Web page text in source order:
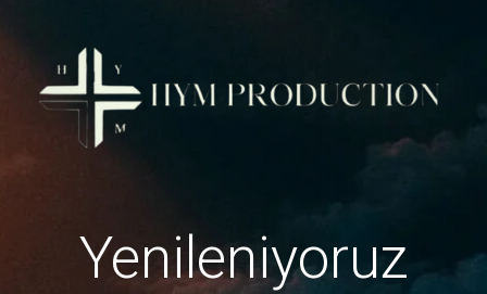
Yenileniyoruz